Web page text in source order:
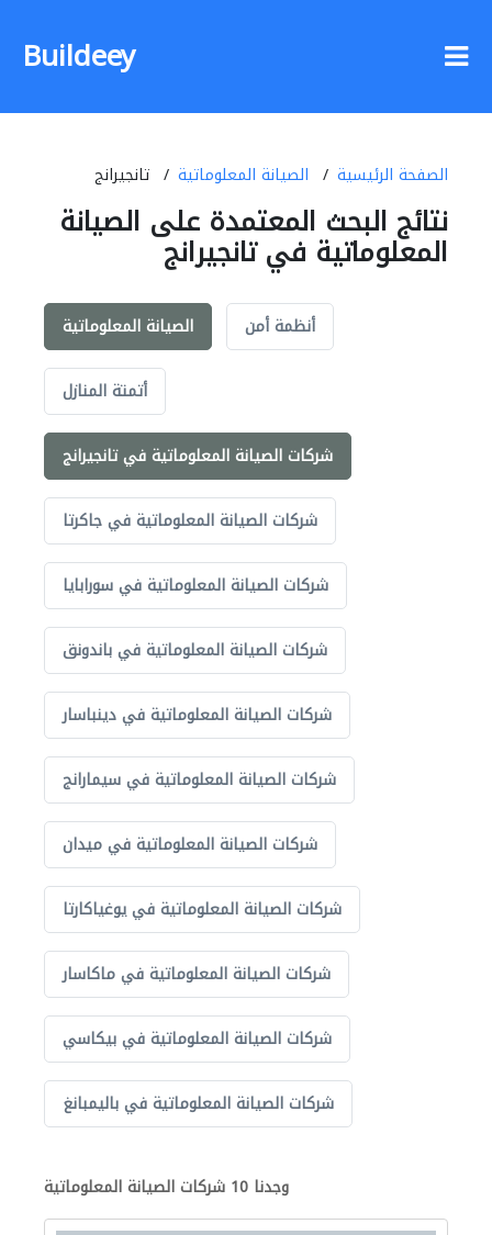
Buildeey
الصفحة الرئيسية الصيانة المعلوماتية تانجيرانج
نتائج البحث المعتمدة على الصيانة
المعلوماتية في تانجيرانج
الصيانة المعلوماتية أنظمة أمن
أتمتة المنازل
شركات الصيانة المعلوماتية في تانجيرانج
شركات الصيانة المعلوماتية في جاكرتا
شركات الصيانة المعلوماتية في سورابايا
شركات الصيانة المعلوماتية في باندونق
شركات الصيانة المعلوماتية في دينباسار
شركات الصيانة المعلوماتية في سيمارانج
شركات الصيانة المعلوماتية في ميدان
شركات الصيانة المعلوماتية في يوغياكارتا
شركات الصيانة المعلوماتية في ماكاسار
شركات الصيانة المعلوماتية في بيكاسي
شركات الصيانة المعلوماتية في باليمبانغ
وجدنا 10 شركات الصيانة المعلوماتية